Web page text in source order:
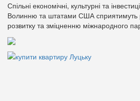
Спільні економічні, культурні та
Волинню та штатами США сприятимуть
розвитку та зміцненню міжнародного